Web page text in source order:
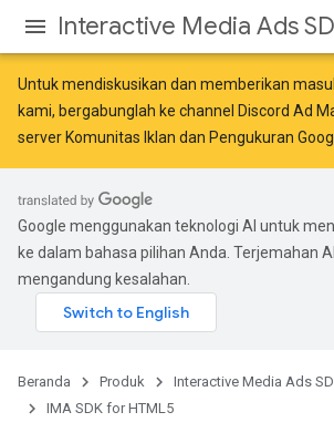
Interactive Media Ads
Untuk mendiskusikan dan memberikan
kami, bergabunglah ke channel Discord Ad
server Komunitas Iklan dan Pengukuran
Google menggunakan teknologi AI untuk
ke dalam bahasa pilihan Anda. Terjemahan
mengandung kesalahan.
Beranda Produk
Interactive Media Ads
IMA SDK for HTML5